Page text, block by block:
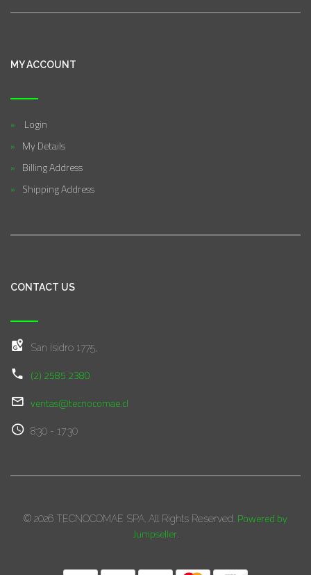
MY ACCOUNT
Login
My Details
Billing Address
Shipping Address
CONTACT US
San Isidro 1775,
(2) 2585 2380
ventas@tecnocomae.cl
8:30 - 17:30
© 2026 TECNOCOMAE SPA. All Rights Reserved. Powered by
Jumpseller.